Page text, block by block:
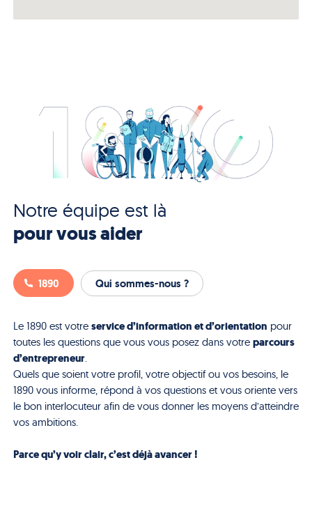
Notre équipe est là
pour vous aider
1890 Qui sommes-nous ?
Le 1890 est votre service d’information et d’orientation pour
toutes les questions que vous vous posez dans votre parcours
d’entrepreneur.
Quels que soient votre profil, votre objectif ou vos besoins, le
1890 vous informe, répond à vos questions et vous oriente vers
le bon interlocuteur afin de vous donner les moyens d’atteindre
vos ambitions.
Parce qu’y voir clair, c’est déjà avancer !